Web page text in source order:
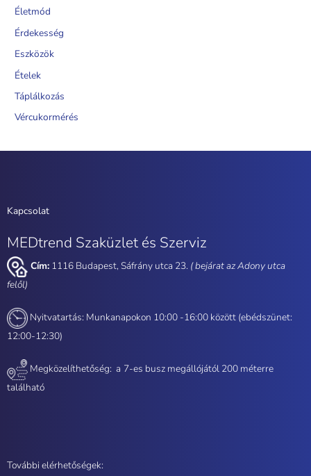
Életmód
Érdekesség
Eszközök
Ételek
Táplálkozás
Vércukormérés
Kapcsolat
MEDtrend Szaküzlet és Szerviz
Cím: 1116 Budapest, Sáfrány utca 23. ( bejárat az Adony utca
felől)
Nyitvatartás: Munkanapokon 10:00 -16:00 között (ebédszünet:
12:00-12:30)
Megközelíthetőség: a 7-es busz megállójától 200 méterre
található
További elérhetőségek: